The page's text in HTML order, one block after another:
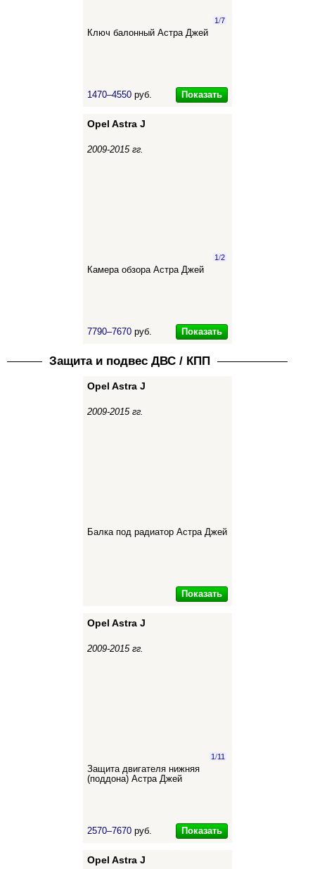
1/7
Ключ балонный Астра Джей
1470–4550 руб. Показать
Opel Astra J
2009-2015 гг.
1/2
Камера обзора Астра Джей
7790–7670 руб. Показать
Защита и подвес ДВС / КПП
Opel Astra J
2009-2015 гг.
Балка под радиатор Астра Джей
Показать
Opel Astra J
2009-2015 гг.
1/11
Защита двигателя нижняя
(поддона) Астра Джей
2570–7670 руб. Показать
Opel Astra J